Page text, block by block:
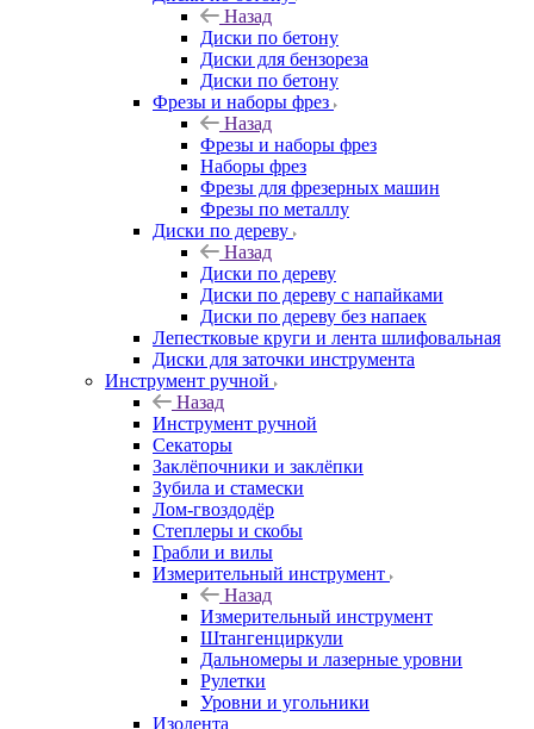
Назад
Диски по бетону
Диски для бензореза
Диски по бетону
Фрезы и наборы фрез
Назад
Фрезы и наборы фрез
Наборы фрез
Фрезы для фрезерных машин
Фрезы по металлу
Диски по дереву
Назад
Диски по дереву
Диски по дереву с напайками
Диски по дереву без напаек
Лепестковые круги и лента шлифовальная
Диски для заточки инструмента
Инструмент ручной
Назад
Инструмент ручной
Секаторы
Заклёпочники и заклёпки
Зубила и стамески
Лом-гвоздодёр
Степлеры и скобы
Грабли и вилы
Измерительный инструмент
Назад
Измерительный инструмент
Штангенциркули
Дальномеры и лазерные уровни
Рулетки
Уровни и угольники
Изолента